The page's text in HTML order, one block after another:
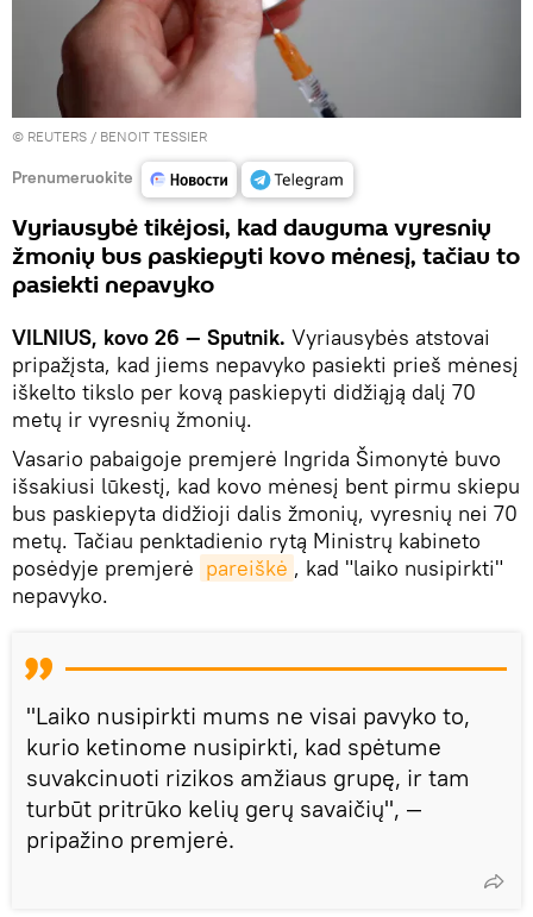
© REUTERS / BENOIT TESSIER
Prenumeruokite
Vyriausybė tikėjosi, kad dauguma vyresnių
žmonių bus paskiepyti kovo mėnesį, tačiau to
pasiekti nepavyko
VILNIUS, kovo 26 — Sputnik. Vyriausybės atstovai
pripažįsta, kad jiems nepavyko pasiekti prieš mėnesį
iškelto tikslo per kovą paskiepyti didžiąją dalį 70
metų ir vyresnių žmonių.
Vasario pabaigoje premjerė Ingrida Šimonytė buvo
išsakiusi lūkestį, kad kovo mėnesį bent pirmu skiepu
bus paskiepyta didžioji dalis žmonių, vyresnių nei 70
metų. Tačiau penktadienio rytą Ministrų kabineto
posėdyje premjerė pareiškė , kad "laiko nusipirkti"
nepavyko.
"Laiko nusipirkti mums ne visai pavyko to,
kurio ketinome nusipirkti, kad spėtume
suvakcinuoti rizikos amžiaus grupę, ir tam
turbūt pritrūko kelių gerų savaičių", —
pripažino premjerė.